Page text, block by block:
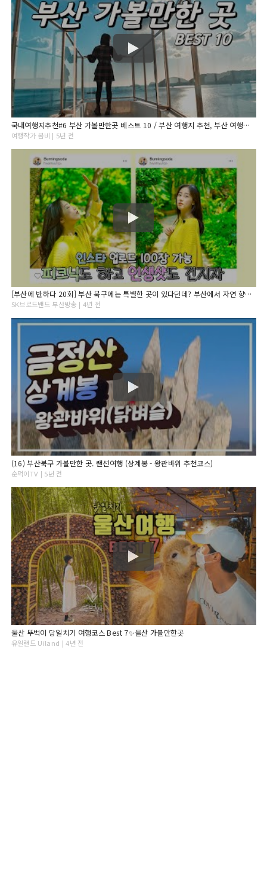
국내여행지추천#6 부산 가볼만한곳 베스트 10 / 부산 여행지 추천, 부산 여행코스, 부산 카페
여행작가 봄비 | 5년 전
[부산에 반하다 20회] 부산 북구에는 특별한 곳이 있다던데? 부산에서 자연 향기 폴폴 맡으면서 힐링하자!/부산여행!
SK브로드밴드 부산방송 | 4년 전
(16) 부산북구 가볼만한 곳. 랜선여행 (상계봉 - 왕관바위 추천코스)
순덕이TV | 5년 전
울산 뚜벅이 당일치기 여행코스 Best 7✨울산 가볼만한곳
유일랜드 Uiland | 4년 전